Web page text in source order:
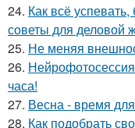
24. Как всё
советы для деловой
25. Не меняя
26.
часа!
27. Весна - время
28. Как подобрать